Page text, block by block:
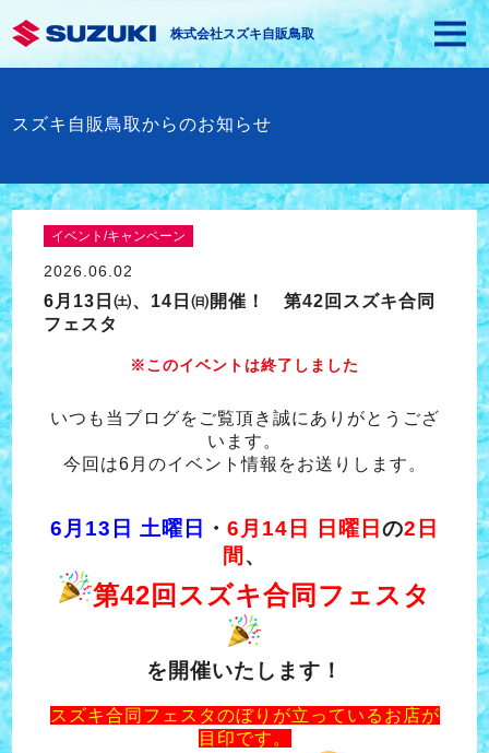
株式会社スズキ自販鳥取
スズキ自販鳥取からのお知らせ
イベント/キャンペーン
2026.06.02
6月13日㈯、14日㈰開催！ 第42回スズキ合同
フェスタ
※このイベントは終了しました
いつも当ブログをご覧頂き誠にありがとうござ
います。
今回は6月のイベント情報をお送りします。
6月13日 土曜日 ・ 6月14日 日曜日 の2日
間 、
第42回スズキ合同フェスタ
を開催いたします！
スズキ合同フェスタのぼりが立っているお店が
目印です。